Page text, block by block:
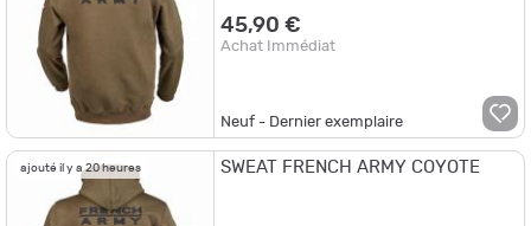
45,90 €
Achat Immédiat
Neuf - Dernier exemplaire
ajouté il y a 20 heures SWEAT FRENCH ARMY COYOTE